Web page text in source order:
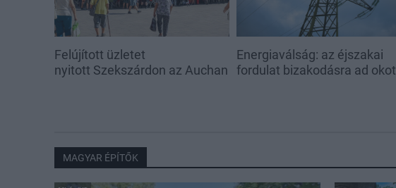
Felújított üzletet
nyitott Szekszárdon az Auchan
Energiaválság: az éjszakai
fordulat bizakodásra ad okot
MAGYAR ÉPÍTŐK